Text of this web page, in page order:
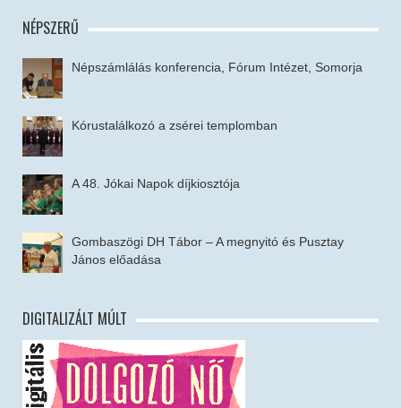
NÉPSZERŰ
Népszámlálás konferencia, Fórum Intézet, Somorja
Kórustalálkozó a zsérei templomban
A 48. Jókai Napok díjkiosztója
Gombaszögi DH Tábor – A megnyitó és Pusztay
János előadása
DIGITALIZÁLT MÚLT